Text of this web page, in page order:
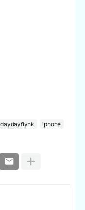
daydayflyhk
iphone